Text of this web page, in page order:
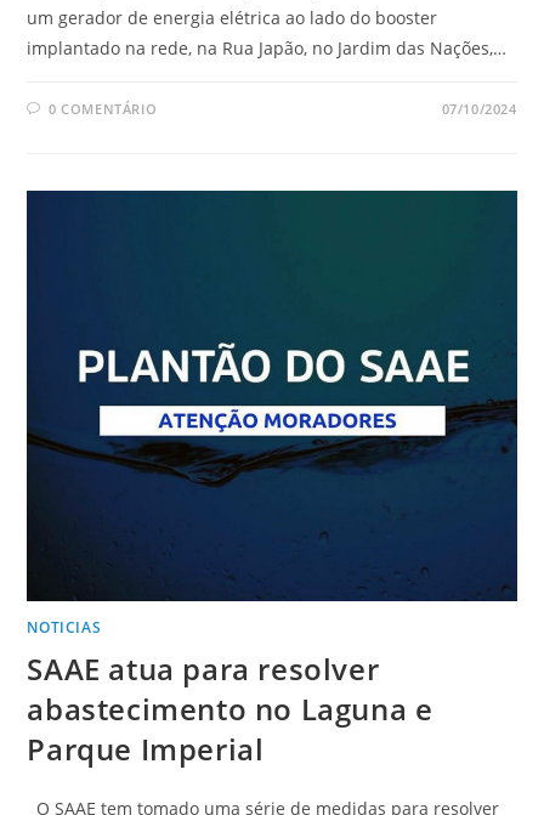
um gerador de energia elétrica ao lado do booster
implantado na rede, na Rua Japão, no Jardim das Nações,…
0 COMENTÁRIO 07/10/2024
NOTICIAS
SAAE atua para resolver
abastecimento no Laguna e
Parque Imperial
O SAAE tem tomado uma série de medidas para resolver